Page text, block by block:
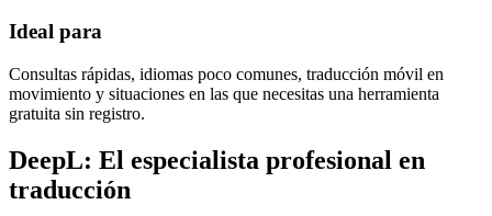
Ideal para
Consultas rápidas, idiomas poco comunes, traducción móvil en
movimiento y situaciones en las que necesitas una herramienta
gratuita sin registro.
DeepL: El especialista profesional en
traducción